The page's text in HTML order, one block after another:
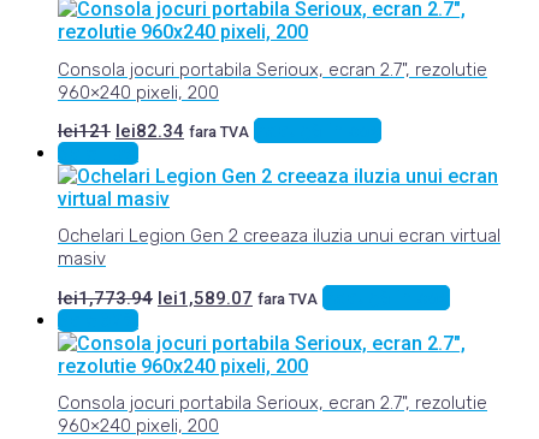
Consola jocuri portabila Serioux, ecran 2.7", rezolutie
960×240 pixeli, 200
lei121 Prețul
inițial
a
fost:
lei121.
lei82.34 Prețul
este:
lei82.34.
fara TVA
Sale 10%
Ochelari Legion Gen 2 creeaza iluzia unui ecran virtual
masiv
lei1,773.94 Prețul
a
fost:
lei1,773.94.
lei1,589.07 Prețul
este:
lei1,589.07.
fara TVA
Sale 32%
Consola jocuri portabila Serioux, ecran 2.7", rezolutie
960×240 pixeli, 200